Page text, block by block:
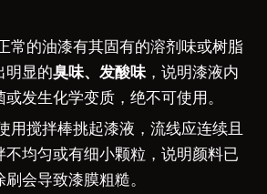
常的油漆有其固有的溶剂味或树脂
明显的臭味、发酸味 ，说明漆液内
发生化学变质，绝不可使用。
用搅拌棒挑起漆液，流线应连续且
不均匀或有细小颗粒，说明颜料已
会导致漆膜粗糙。